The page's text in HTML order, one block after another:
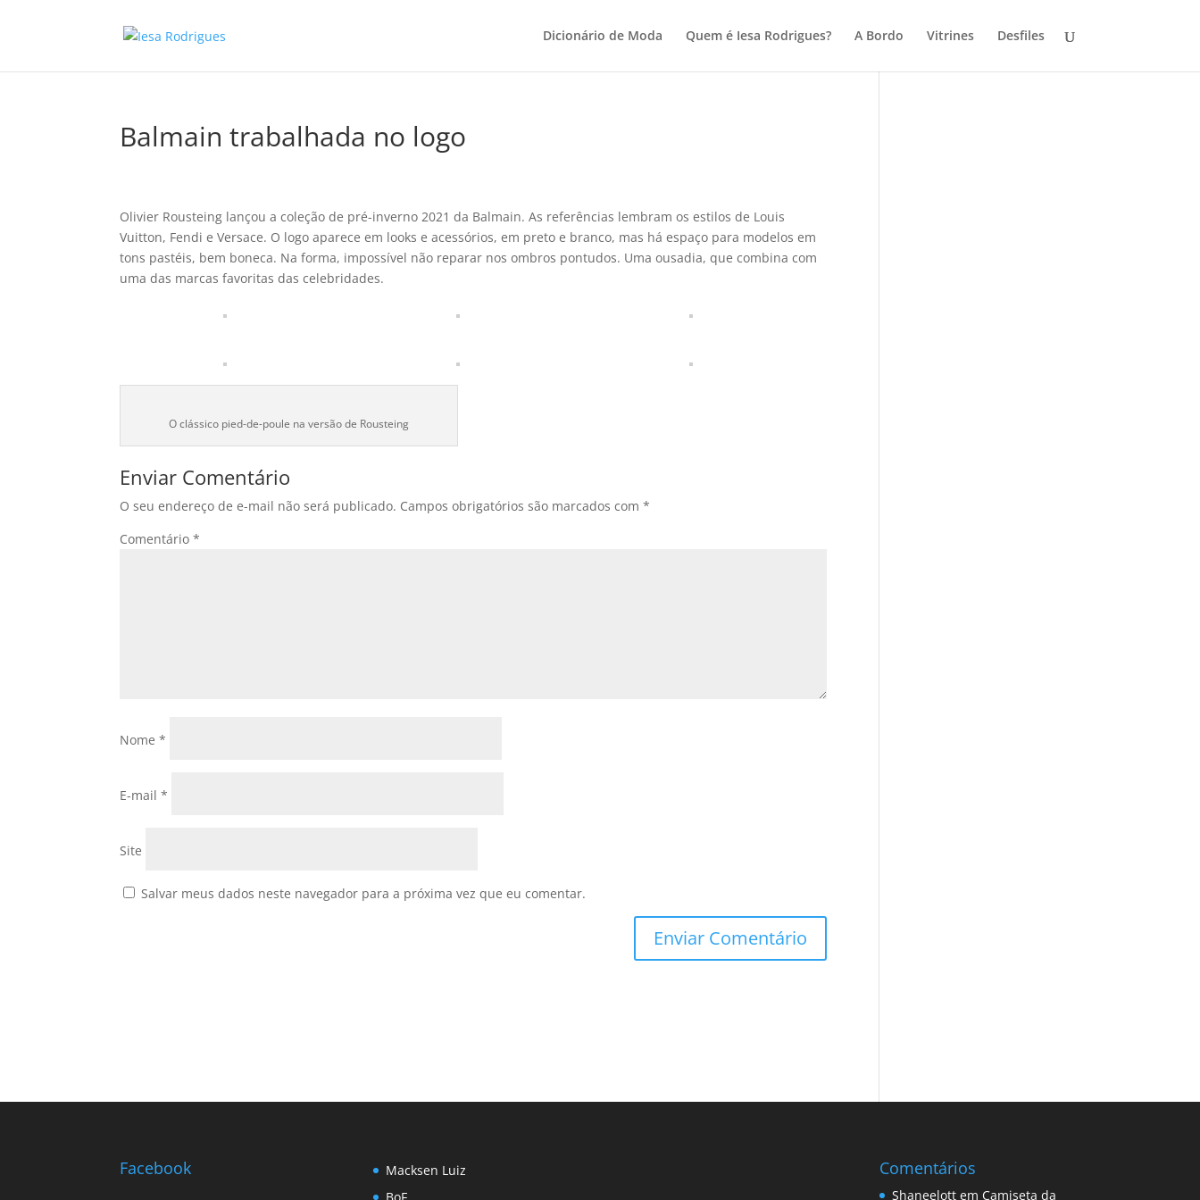
Dicionário de Moda Quem é Iesa Rodrigues? A Bordo Vitrines Desfiles
Balmain trabalhada no logo
Olivier Rousteing lançou a coleção de pré-inverno 2021 da Balmain. As referências lembram os estilos de Louis
Vuitton, Fendi e Versace. O logo aparece em looks e acessórios, em preto e branco, mas há espaço para modelos em
tons pastéis, bem boneca. Na forma, impossí­vel não reparar nos ombros pontudos. Uma ousadia, que combina com
uma das marcas favoritas das celebridades.
O clássico pied-de-poule na versão de Rousteing
Enviar Comentário
O seu endereço de e-mail não será publicado. Campos obrigatórios são marcados com*
Comentário*
Nome*
E-mail*
Site
Salvar meus dados neste navegador para a próxima vez que eu comentar.
Facebook
Macksen Luiz
BoF
Comentários
Shaneelott em Camiseta da